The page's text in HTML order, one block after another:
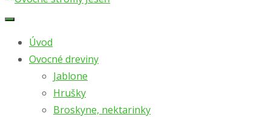
Skip
contentÚvod
Ovocné dreviny
Jablone
Hrušky
Broskyne, nektarinky